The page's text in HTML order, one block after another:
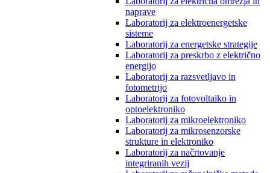
naprave
Laboratorij za elektroenergetske
sisteme
Laboratorij za energetske strategije
Laboratorij za preskrbo z električno
energijo
Laboratorij za razsvetljavo in
fotometrijo
Laboratorij za fotovoltaiko in
optoelektroniko
Laboratorij za mikroelektroniko
Laboratorij za mikrosenzorske
strukture in elektroniko
Laboratorij za načrtovanje
integriranih vezij